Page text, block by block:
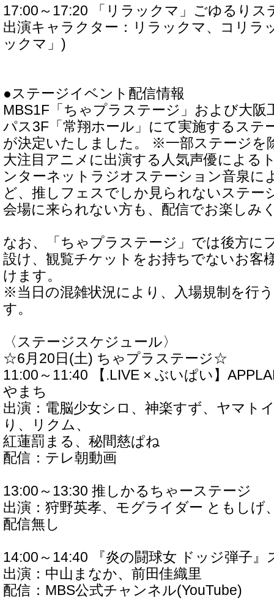
17:00～17:20 「リラックマ」ごゆるりス
出演キャラクター：リラックマ、コリラ
ックマ」)
●ステージイベント配信情報
MBS1F「ちゃプラステージ」および大阪
パス3F「常翔ホール」にて実施するステ
が決定いたしました。 ※一部ステージを
大注目アニメに出演する人気声優による
ンターネットラジオステーション音泉に
ど、推しフェスでしか見られないステー
会場に来られない方も、配信でお楽しみ
なお、「ちゃプラステージ」では後方に
設け、観覧チケットをお持ちでないお客
けます。
※当日の混雑状況により、入場規制を行
す。
〈ステージスケジュール〉
☆6月20日(土) ちゃプラステージ☆
11:00～11:40 【.LIVE × ぶいぱい】
やまち
出演：電脳少女シロ、神楽すず、ヤマト
り、リクム、
紅蓮罰まる、秘間慈ぱね
配信：テレ朝動画
13:00～13:30 推しかるちゃーステージ
出演：狩野英孝、モグライダー ともしげ
配信無し
14:00～14:40 『炎の闘球女 ドッジ弾子
出演：中山まなか、前田佳織里
配信：MBS公式チャンネル(YouTube)